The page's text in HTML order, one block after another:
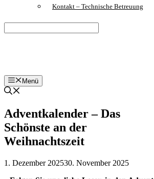
Kontakt – Technische Betreuung
Menü
Adventkalender – Das
Schönste an der
Weihnachtszeit
1. Dezember 202530. November 2025